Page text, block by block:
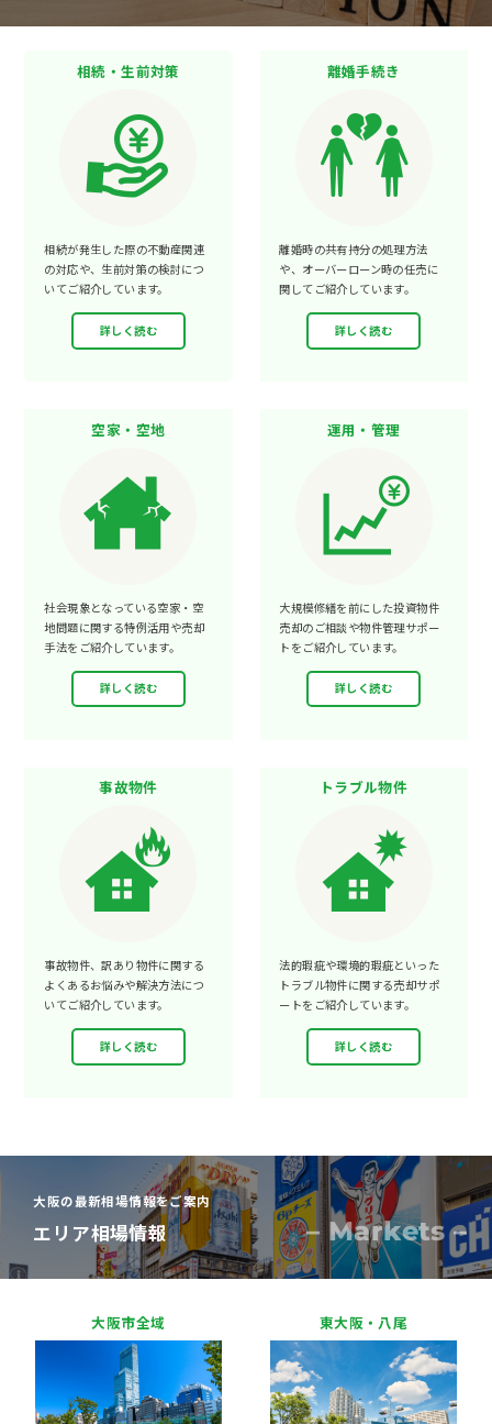
相続・生前対策
相続が発生した際の不動産関連
の対応や、生前対策の検討につ
いてご紹介しています。
詳しく読む
離婚手続き
離婚時の共有持分の処理方法
や、オーバーローン時の任売に
関してご紹介しています。
詳しく読む
空家・空地
社会現象となっている空家・空
地問題に関する特例活用や売却
手法をご紹介しています。
詳しく読む
運用・管理
大規模修繕を前にした投資物件
売却のご相談や物件管理サポー
トをご紹介しています。
詳しく読む
事故物件
事故物件、訳あり物件に関する
よくあるお悩みや解決方法につ
いてご紹介しています。
詳しく読む
トラブル物件
法的瑕疵や環境的瑕疵といった
トラブル物件に関する売却サポ
ートをご紹介しています。
詳しく読む
大阪の最新相場情報をご案内
エリア相場情報 – Markets –
大阪市全域 東大阪・八尾